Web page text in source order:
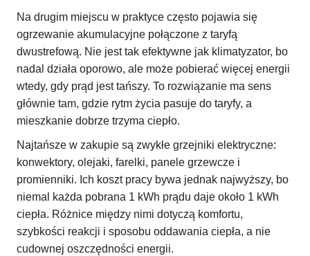
Na drugim miejscu w praktyce często pojawia się
ogrzewanie akumulacyjne połączone z taryfą
dwustrefową. Nie jest tak efektywne jak klimatyzator, bo
nadal działa oporowo, ale może pobierać więcej energii
wtedy, gdy prąd jest tańszy. To rozwiązanie ma sens
głównie tam, gdzie rytm życia pasuje do taryfy, a
mieszkanie dobrze trzyma ciepło.
Najtańsze w zakupie są zwykłe grzejniki elektryczne:
konwektory, olejaki, farelki, panele grzewcze i
promienniki. Ich koszt pracy bywa jednak najwyższy, bo
niemal każda pobrana 1 kWh prądu daje około 1 kWh
ciepła. Różnice między nimi dotyczą komfortu,
szybkości reakcji i sposobu oddawania ciepła, a nie
cudownej oszczędności energii.